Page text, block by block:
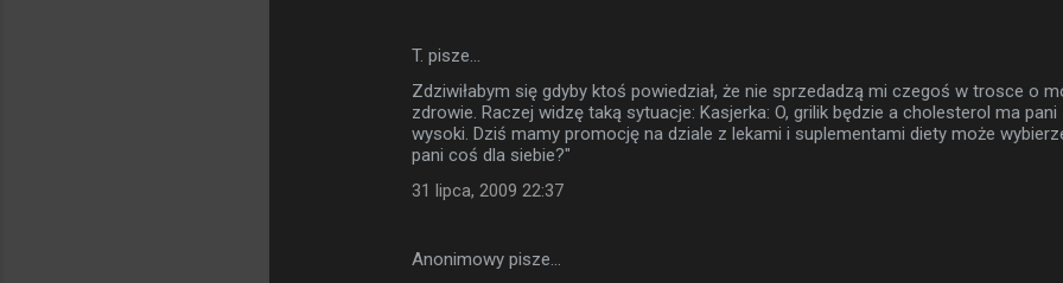
T. pisze…
Zdziwiłabym się gdyby ktoś powiedział, że nie sprzedadzą mi czegoś w trosce o
zdrowie. Raczej widzę taką sytuacje: Kasjerka: O, grilik będzie a cholesterol ma pani
wysoki. Dziś mamy promocję na dziale z lekami i suplementami diety może
pani coś dla siebie?"
31 lipca, 2009 22:37
Anonimowy pisze…